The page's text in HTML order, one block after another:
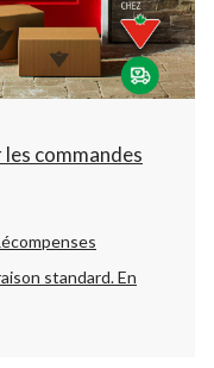
commandes
standard.En